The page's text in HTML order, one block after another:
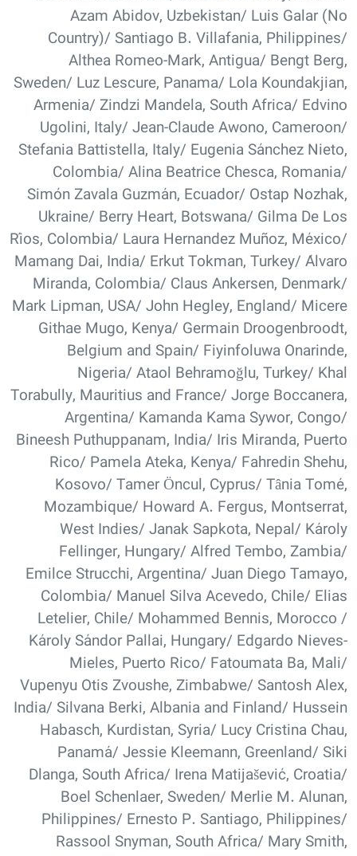
Azam Abidov, Uzbekistan/ Luis Galar (No
Country)/ Santiago B. Villafania, Philippines/
Althea Romeo-Mark, Antigua/ Bengt Berg,
Sweden/ Luz Lescure, Panama/ Lola Koundakjian,
Armenia/ Zindzi Mandela, South Africa/ Edvino
Ugolini, Italy/ Jean-Claude Awono, Cameroon/
Stefania Battistella, Italy/ Eugenia Sánchez Nieto,
Colombia/ Alina Beatrice Chesca, Romania/
Simón Zavala Guzmán, Ecuador/ Ostap Nozhak,
Ukraine/ Berry Heart, Botswana/ Gilma De Los
Ríos, Colombia/ Laura Hernandez Muñoz, México/
Mamang Dai, India/ Erkut Tokman, Turkey/ Álvaro
Miranda, Colombia/ Claus Ankersen, Denmark/
Mark Lipman, USA/ John Hegley, England/ Micere
Githae Mugo, Kenya/ Germain Droogenbroodt,
Belgium and Spain/ Fiyinfoluwa Onarinde,
Nigeria/ Ataol Behramoğlu, Turkey/ Khal
Torabully, Mauritius and France/ Jorge Boccanera,
Argentina/ Kamanda Kama Sywor, Congo/
Bineesh Puthuppanam, India/ Iris Miranda, Puerto
Rico/ Pamela Ateka, Kenya/ Fahredin Shehu,
Kosovo/ Tamer Öncul, Cyprus/ Tânia Tomé,
Mozambique/ Howard A. Fergus, Montserrat,
West Indies/ Janak Sapkota, Nepal/ Károly
Fellinger, Hungary/ Alfred Tembo, Zambia/
Emilce Strucchi, Argentina/ Juan Diego Tamayo,
Colombia/ Manuel Silva Acevedo, Chile/ Elias
Letelier, Chile/ Mohammed Bennis, Morocco /
Károly Sándor Pallai, Hungary/ Edgardo Nieves-
Mieles, Puerto Rico/ Fatoumata Ba, Mali/
Vupenyu Otis Zvoushe, Zimbabwe/ Santosh Alex,
India/ Silvana Berki, Albania and Finland/ Hussein
Habasch, Kurdistan, Syria/ Lucy Cristina Chau,
Panamá/ Jessie Kleemann, Greenland/ Siki
Dlanga, South Africa/ Irena Matijašević, Croatia/
Boel Schenlaer, Sweden/ Merlie M. Alunan,
Philippines/ Ernesto P. Santiago, Philippines/
Rassool Snyman, South Africa/ Mary Smith,